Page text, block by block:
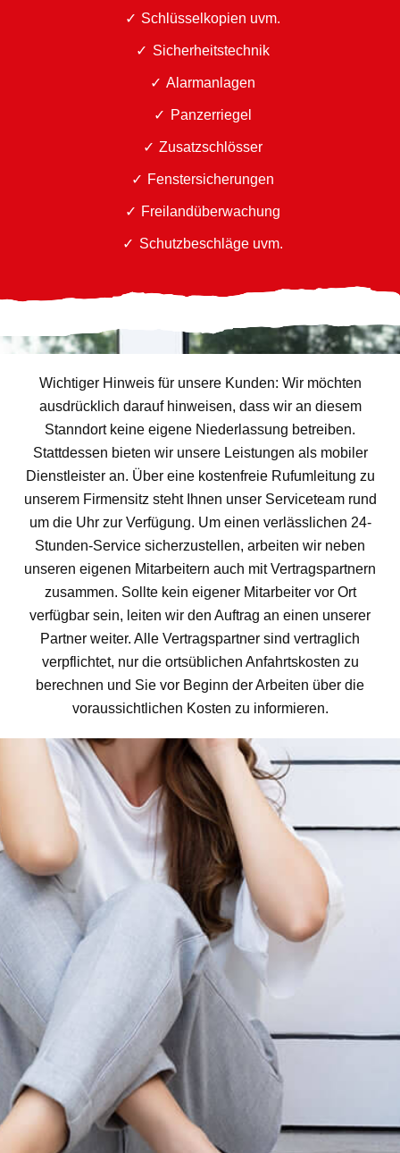
Schlüsselkopien uvm.
Sicherheitstechnik
Alarmanlagen
Panzerriegel
Zusatzschlösser
Fenstersicherungen
Freilandüberwachung
Schutzbeschläge uvm.
Wichtiger Hinweis für unsere Kunden: Wir möchten
ausdrücklich darauf hinweisen, dass wir an diesem
Stanndort keine eigene Niederlassung betreiben.
Stattdessen bieten wir unsere Leistungen als mobiler
Dienstleister an. Über eine kostenfreie Rufumleitung zu
unserem Firmensitz steht Ihnen unser Serviceteam rund
um die Uhr zur Verfügung. Um einen verlässlichen 24-
Stunden-Service sicherzustellen, arbeiten wir neben
unseren eigenen Mitarbeitern auch mit Vertragspartnern
zusammen. Sollte kein eigener Mitarbeiter vor Ort
verfügbar sein, leiten wir den Auftrag an einen unserer
Partner weiter. Alle Vertragspartner sind vertraglich
verpflichtet, nur die ortsüblichen Anfahrtskosten zu
berechnen und Sie vor Beginn der Arbeiten über die
voraussichtlichen Kosten zu informieren.